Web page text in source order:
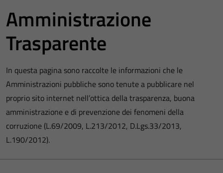
Amministrazione
Trasparente
In questa pagina sono raccolte le informazioni che le
Amministrazioni pubbliche sono tenute a pubblicare nel
proprio sito internet nell’ottica della trasparenza, buona
amministrazione e di prevenzione dei fenomeni della
corruzione (L.69/2009, L.213/2012, D.Lgs.33/2013,
L.190/2012).